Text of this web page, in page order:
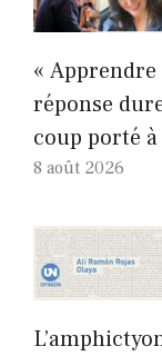
«
réponse
coup porté
8 août 2026